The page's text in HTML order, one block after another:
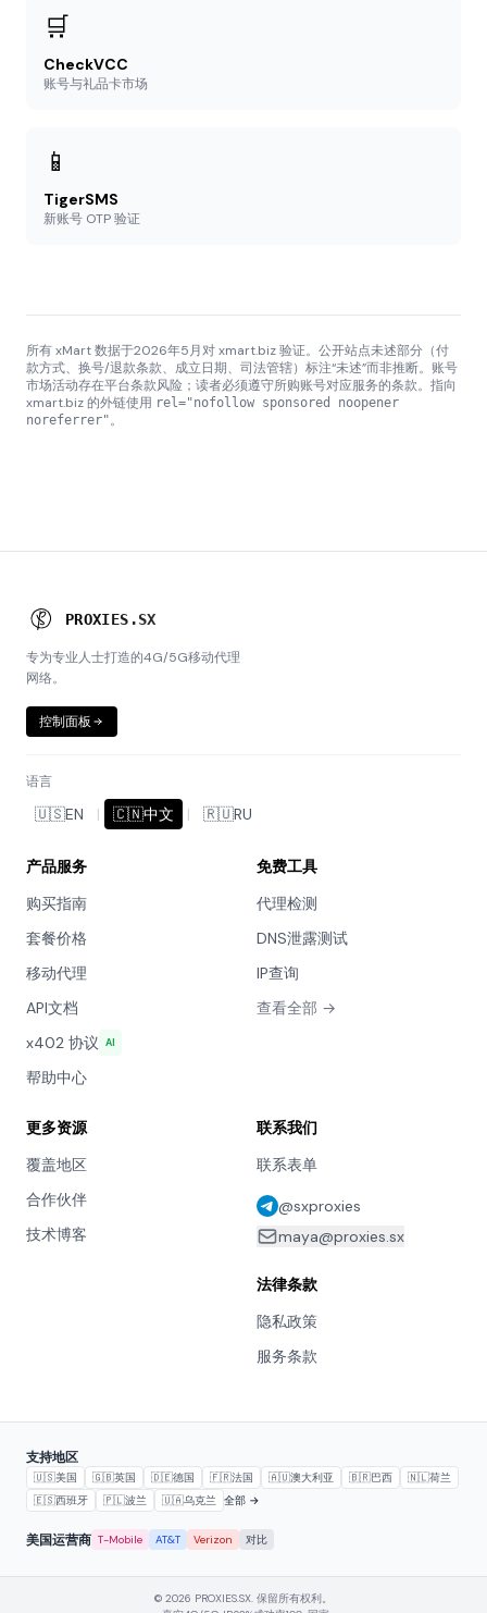
🛒
CheckVCC
账号与礼品卡市场
📱
TigerSMS
新账号 OTP 验证
所有 xMart 数据于2026年5月对 xmart.biz 验证。公开站点未述部分（付
款方式、换号/退款条款、成立日期、司法管辖）标注“未述”而非推断。账号
市场活动存在平台条款风险；读者必须遵守所购账号对应服务的条款。指向
xmart.biz 的外链使用 rel="nofollow sponsored noopener
noreferrer"。
PROXIES XSX
专为专业人士打造的4G/5G移动代理
网络。
控制面板
语言
🇺🇸EN | 🇨🇳中文 | 🇷🇺RU
产品服务
购买指南
套餐价格
移动代理
API文档
x402 协议 AI
帮助中心
免费工具
代理检测
DNS泄露测试
IP查询
查看全部 →
更多资源
覆盖地区
合作伙伴
技术博客
联系我们
联系表单
@sxproxies
maya@proxies.sx
法律条款
隐私政策
服务条款
支持地区
🇺🇸美国 🇬🇧英国 🇩🇪德国 🇫🇷法国 🇦🇺澳大利亚 🇧🇷巴西 🇳🇱荷兰
🇪🇸西班牙 🇵🇱波兰 🇺🇦乌克兰 全部 →
美国运营商 T-Mobile AT&T Verizon 对比
© 2026 PROXIES.SX. 保留所有权利。